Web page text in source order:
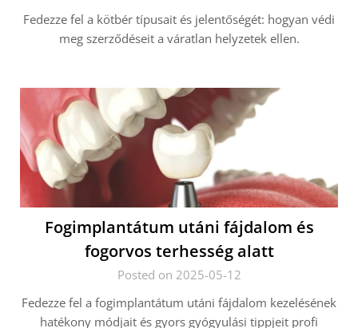
Fedezze fel a kötbér típusait és jelentőségét: hogyan védi
meg szerződéseit a váratlan helyzetek ellen.
Fogimplantátum utáni fájdalom és
fogorvos terhesség alatt
Posted on 2025-05-12
Fedezze fel a fogimplantátum utáni fájdalom kezelésének
hatékony módjait és gyors gyógyulási tippjeit profi